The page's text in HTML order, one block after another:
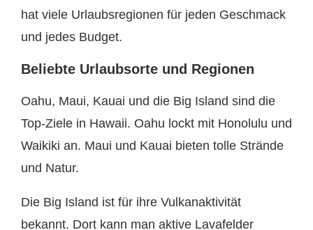
hat viele Urlaubsregionen für jeden Geschmack
und jedes Budget.
Beliebte Urlaubsorte und Regionen
Oahu, Maui, Kauai und die Big Island sind die
Top-Ziele in Hawaii. Oahu lockt mit Honolulu und
Waikiki an. Maui und Kauai bieten tolle Strände
und Natur.
Die Big Island ist für ihre Vulkanaktivität
bekannt. Dort kann man aktive Lavafelder